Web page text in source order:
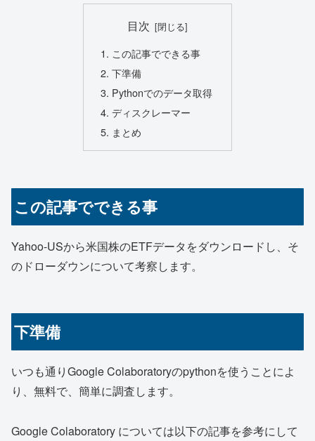
目次
この記事でできる事
下準備
Pythonでのデータ取得
ディスクレーマー
まとめ
この記事でできる事
Yahoo-USから米国株のETFデータをダウンロードし、そ
のドローダウンについて考察します。
下準備
いつも通りGoogle Colaboratoryのpythonを使うことによ
り、無料で、簡単に調査します。
Google Colaboratory については以下の記事を参考にして